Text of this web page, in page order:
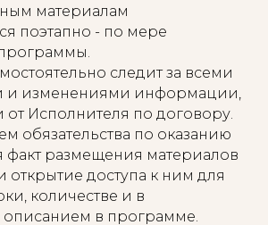
материалам
поэтапно - по мере
следит за всеми
и изменениями информации,
Исполнителя по договору.
обязательства по оказанию
факт размещения материалов
открытие доступа к ним для
количестве и в
описанием в программе.